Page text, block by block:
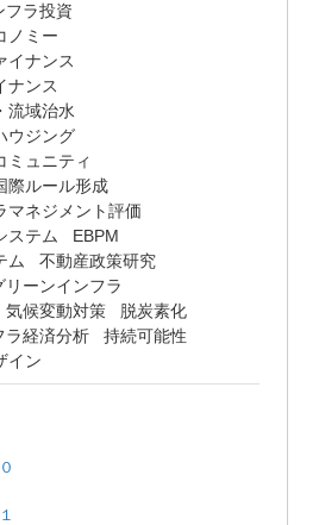
フラ投資
ノミー
イナンス
ナンス
流域治水
ウジング
ミュニティ
際ルール形成
マネジメント評価
ステム
EBPM
ム
不動産政策研究
リーンインフラ
気候変動対策
脱炭素化
ラ経済分析
持続可能性
イン